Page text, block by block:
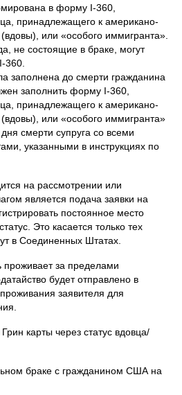
в форму I-360,
принадлежащего к американо-
или «особого иммигранта».
не состоящие в браке, могут
360.
заполнена до смерти гражданина
заполнить форму I-360,
принадлежащего к американо-
или «особого иммигранта»
смерти супруга со всеми
указанными в инструкциях по
на рассмотрении или
является подача заявки на
постоянное место
Это касается только тех
в Соединенных Штатах.
проживает за пределами
будет отправлено в
заявителя для
карты через статус вдовца/
браке с гражданином США на